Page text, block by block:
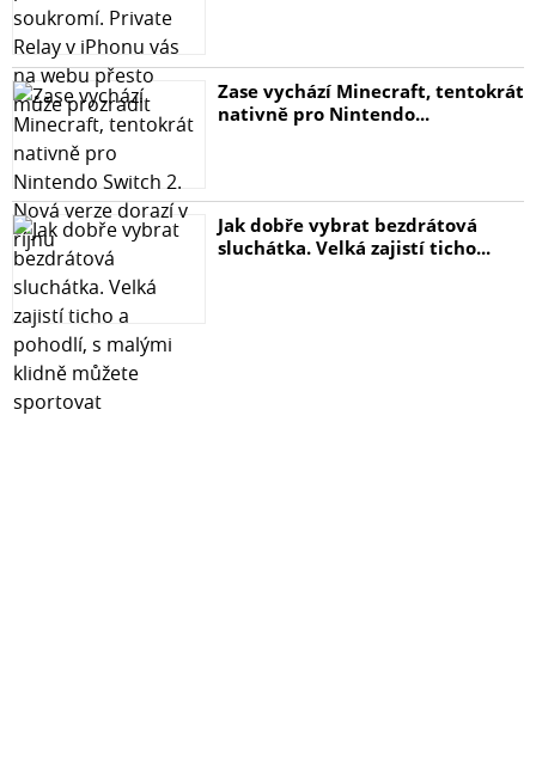
Zase vychází Minecraft, tentokrát
nativně pro Nintendo...
Jak dobře vybrat bezdrátová
sluchátka. Velká zajistí ticho...